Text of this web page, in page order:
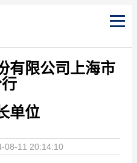
有限公司上海市
单位
08-11 20:14:10